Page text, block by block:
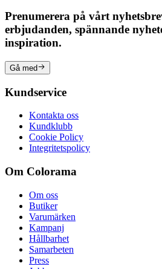
Prenumerera på vårt
erbjudanden, spännande
inspiration.
Gå med
Kundservice
Kontakta oss
Kundklubb
Cookie Policy
Integritetspolicy
Om Colorama
Om oss
Butiker
Varumärken
Kampanj
Hållbarhet
Samarbeten
Press